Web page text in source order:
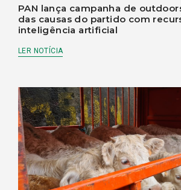
PAN lança campanha de
das causas do partido com
inteligência artificial
LER NOTÍCIA